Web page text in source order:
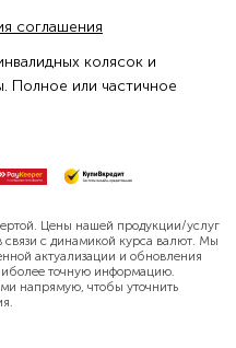
соглашения
колясок и
Полное или частичное
Цены нашей продукции/услуг
с динамикой курса валют. Мы
актуализации и обновления
точную информацию.
напрямую, чтобы уточнить